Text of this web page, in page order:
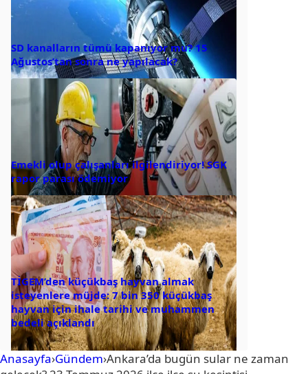
SD kanalların tümü kapanıyor mu? 15
Ağustos’tan sonra ne yapılacak?
Emekli olup çalışanları ilgilendiriyor! SGK
rapor parası ödemiyor
TİGEM’den küçükbaş hayvan almak
isteyenlere müjde: 7 bin 350 küçükbaş
hayvan için ihale tarihi ve muhammen
bedeli açıklandı
Anasayfa›Gündem›Ankara’da bugün sular ne zaman